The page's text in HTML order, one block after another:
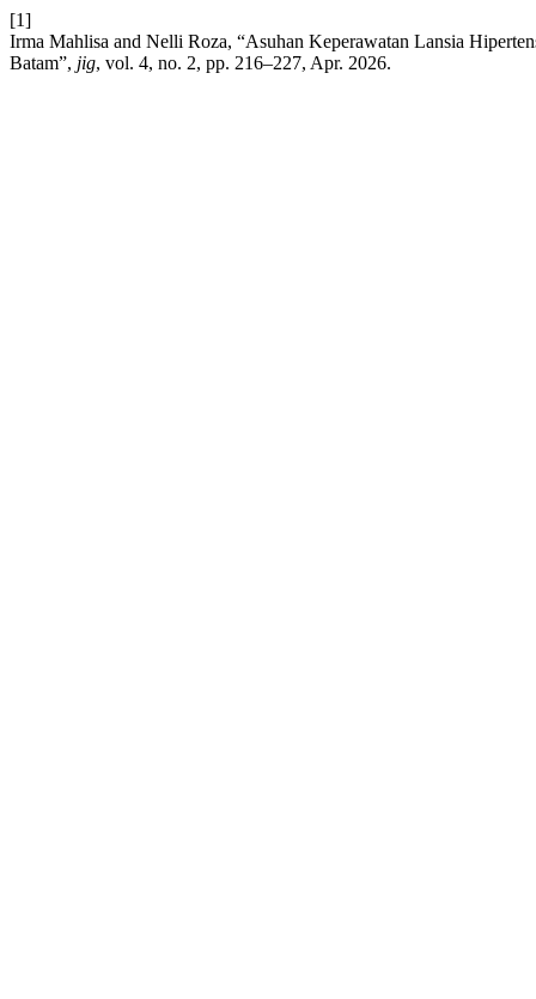
[1]
Irma Mahlisa and Nelli Roza, “Asuhan Keperawatan Lansia
Batam”, jig, vol. 4, no. 2, pp. 216–227, Apr. 2026.